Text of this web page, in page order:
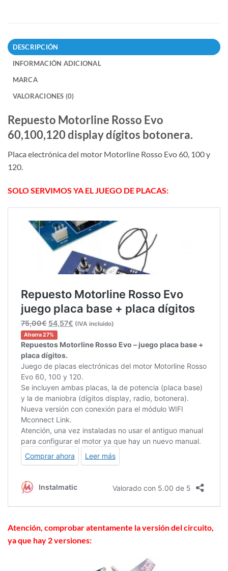
DESCRIPCIÓN
INFORMACIÓN ADICIONAL
MARCA
VALORACIONES (0)
Repuesto Motorline Rosso Evo
60,100,120 display dígitos botonera.
Placa electrónica del motor Motorline Rosso Evo 60, 100 y
120.
SOLO SERVIMOS YA EL JUEGO DE PLACAS:
Atención, comprobar atentamente la versión del circuito,
ya que hay 2 versiones: